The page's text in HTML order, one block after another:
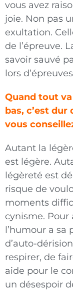
vous avez
joie. Non pas
exultation.
de l’épreuve.
savoir sauvé
lors
Quand tout
bas, c’est dur
vous
Autant la
est légère.
légèreté est
risque de
moments
cynisme.
l’humour a sa
d’auto-
respirer, de
aide pour le
un désespoir